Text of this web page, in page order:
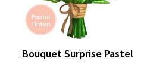
Bouquet Surprise Pastel